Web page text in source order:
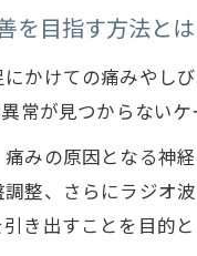
を目指す方法とは
かけての痛みやし
常が見つからない
みの原因となる神
整、さらにラジオ
き出すことを目的と